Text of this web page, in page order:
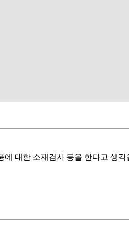
대한 소재검사 등을 한다고 생